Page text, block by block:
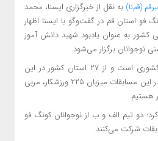
(قم‌نا) به نقل از خبرگزاری ایسنا، محمد
استان قم در گفت‌وگو با ایسنا اظهار
کشور به عنوان یادبود شهید دانش آموز
نوجوانان برگزار می‌شود.
وی ادامه داد: این مسابقات کشوری است و از ۲۷ استان کشور در این
مسابقات شرکت خواهند کرد؛ در این مسابقات میزبان ۲۲۵ ورزشکار، مربی
هستیم.
دو تیم الف و ب از نوجوانان کونگ فو
شرکت می‌کنند.